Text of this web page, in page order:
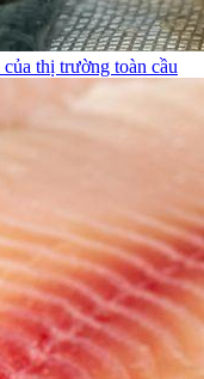
thị trường toàn cầu